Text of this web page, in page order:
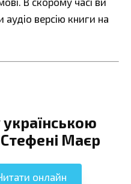
версію книги на
Маєр
онлайн